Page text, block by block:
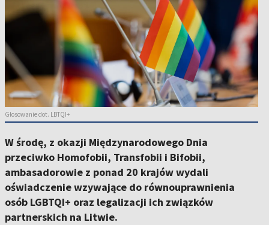
Głosowanie dot. LBTQI+
W środę, z okazji Międzynarodowego Dnia
przeciwko Homofobii, Transfobii i Bifobii,
ambasadorowie z ponad 20 krajów wydali
oświadczenie wzywające do równouprawnienia
osób LGBTQI+ oraz legalizacji ich związków
partnerskich na Litwie.